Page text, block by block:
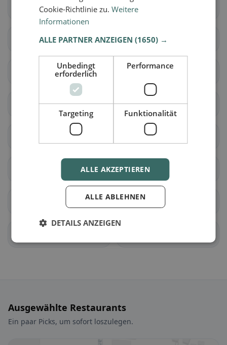
Lully (FR) Ménières
Montagny (FR) Nuvilly
Prévondavaux Saint-Aubin (FR)
Surpierre
Les Montets
Belmont-Broye
Cheyres-Châbles
Ausgewählte Restaurants
Ein paar Picks, um sofort loszulegen.
Cookie-Richtlinie zu.Weitere
Informationen
ALLE PARTNER ANZEIGEN(1650) →
Unbedingt
erforderlich
Performance
Targeting Funktionalität
ALLE AKZEPTIEREN
ALLE ABLEHNEN
DETAILS ANZEIGEN